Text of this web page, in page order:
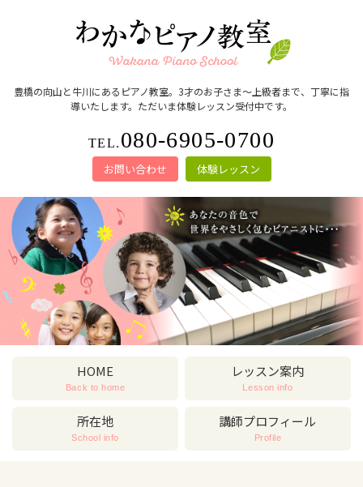
豊橋の向山と牛川にあるピアノ教室。3才のお子さま～上級者まで、丁寧に指
導いたします。ただいま体験レッスン受付中です。
TEL. 080-6905-0700
お問い合わせ 体験レッスン
HOME
Back to home
レッスン案内
Lesson info
所在地
School info
講師プロフィール
Profile